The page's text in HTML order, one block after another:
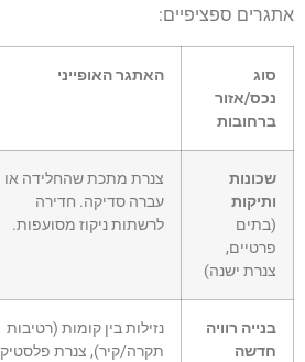
אתגרים ספציפיים:
סוג
נכס/אזור
ברחובות
האתגר האופייני
שכונות
ותיקות
(בתים
פרטיים,
צנרת ישנה)
צנרת מתכת שהחלידה או
עברה סדיקה. חדירה
לרשתות ניקוז מסועפות.
בנייה רוויה
חדשה
נזילות בין קומות (רטיבות
תקרה/קיר), צנרת פלסטיק